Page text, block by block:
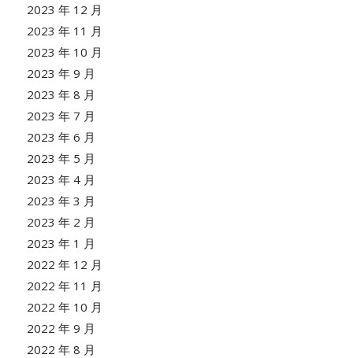
2023 年 12 月
2023 年 11 月
2023 年 10 月
2023 年 9 月
2023 年 8 月
2023 年 7 月
2023 年 6 月
2023 年 5 月
2023 年 4 月
2023 年 3 月
2023 年 2 月
2023 年 1 月
2022 年 12 月
2022 年 11 月
2022 年 10 月
2022 年 9 月
2022 年 8 月